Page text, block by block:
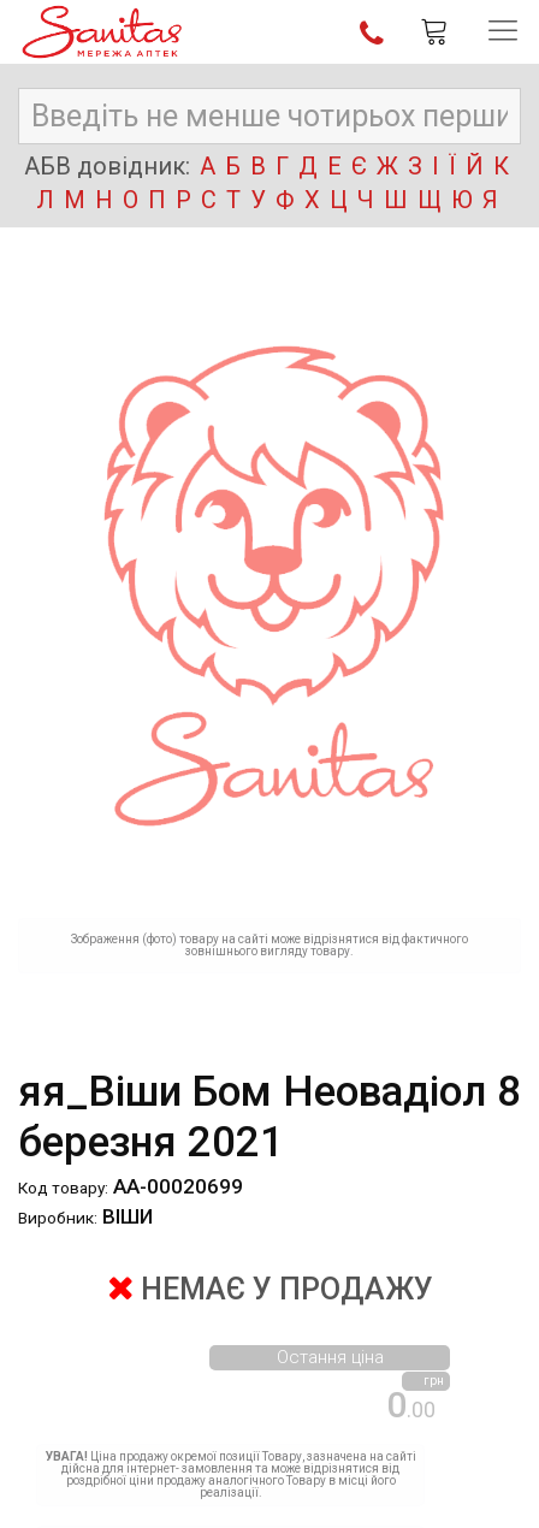
АБВ довідник: А Б В Г Д Е Є Ж З І Ї Й К
Л М Н О П Р С Т У Ф Х Ц Ч Ш Щ Ю Я
Зображення (фото) товару на сайті може відрізнятися від фактичного
зовнішнього вигляду товару.
яя_Віши Бом Неовадіол 8
березня 2021
Код товару: АА-00020699
Виробник: ВІШИ
НЕМАЄ У ПРОДАЖУ
0.00
грн
Остання ціна
УВАГА! Ціна продажу окремої позиції Товару, зазначена на сайті
дійсна для інтернет- замовлення та може відрізнятися від
роздрібної ціни продажу аналогічного Товару в місці його
реалізації.